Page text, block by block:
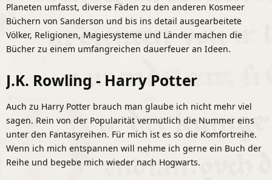
Planeten umfasst, diverse Fäden zu den anderen Kosmeer
Büchern von Sanderson und bis ins detail ausgearbeitete
Völker, Religionen, Magiesysteme und Länder machen die
Bücher zu einem umfangreichen dauerfeuer an Ideen.
J.K. Rowling - Harry Potter
Auch zu Harry Potter brauch man glaube ich nicht mehr viel
sagen. Rein von der Popularität vermutlich die Nummer eins
unter den Fantasyreihen. Für mich ist es so die Komfortreihe.
Wenn ich mich entspannen will nehme ich gerne ein Buch der
Reihe und begebe mich wieder nach Hogwarts.